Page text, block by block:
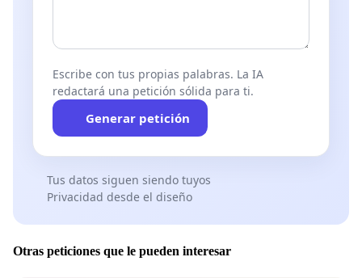
Escribe con tus propias palabras. La IA
redactará una petición sólida para ti.
Generar petición
Tus datos siguen siendo tuyos
Privacidad desde el diseño
Otras peticiones que le pueden interesar